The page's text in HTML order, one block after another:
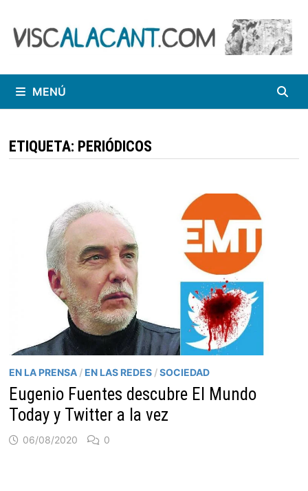
contenido
MENÚ
ETIQUETA: PERIÓDICOS
EN LA PRENSA / EN LAS REDES /SOCIEDAD
Eugenio Fuentes descubre El Mundo
Today y Twitter a la vez
06/08/2020 0